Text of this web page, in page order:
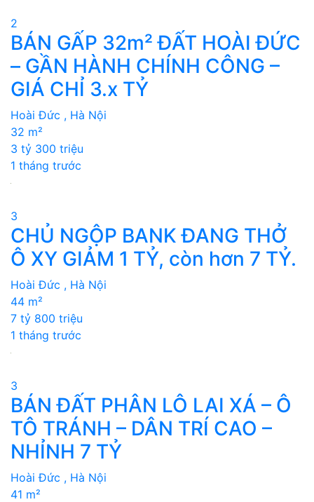
2
BÁN GẤP 32m² ĐẤT HOÀI ĐỨC
– GẦN HÀNH CHÍNH CÔNG –
GIÁ CHỈ 3.x TỶ
Hoài Đức , Hà Nội
32 m²
3 tỷ 300 triệu
1 tháng trước
3
CHỦ NGỘP BANK ĐANG THỞ
Ô XY GIẢM 1 TỶ, còn hơn 7 TỶ.
Hoài Đức , Hà Nội
44 m²
7 tỷ 800 triệu
1 tháng trước
3
BÁN ĐẤT PHÂN LÔ LAI XÁ – Ô
TÔ TRÁNH – DÂN TRÍ CAO –
NHỈNH 7 TỶ
Hoài Đức , Hà Nội
41 m²